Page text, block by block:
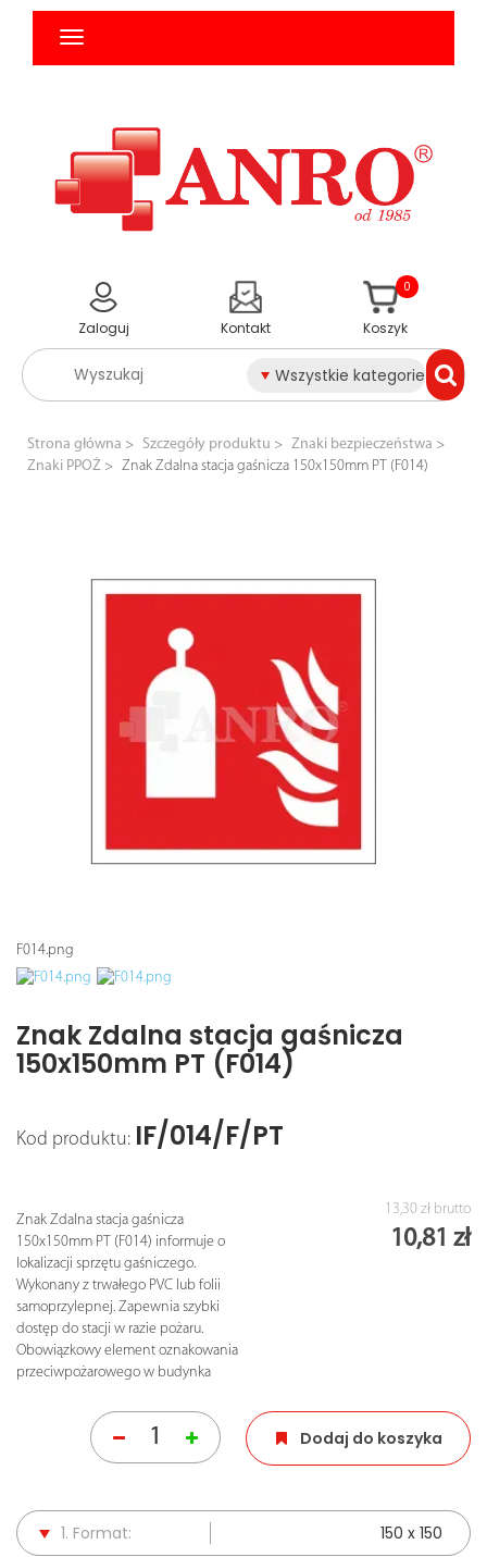
Wszystkie kategorie
Zaloguj Kontakt Koszyk
0
Strona główna Szczegóły produktu
Znaki bezpieczeństwa
Znaki PPOŻ
Znak Zdalna stacja gaśnicza 150x150mm PT (F014)
F014.png
Znak Zdalna stacja gaśnicza
150x150mm PT (F014)
Kod produktu: IF/014/F/PT
Znak Zdalna stacja gaśnicza
150x150mm PT (F014) informuje o
lokalizacji sprzętu gaśniczego.
Wykonany z trwałego PVC lub folii
samoprzylepnej. Zapewnia szybki
dostęp do stacji w razie pożaru.
Obowiązkowy element oznakowania
przeciwpożarowego w budynka
13,30 zł brutto
10,81 zł
Dodaj do koszyka
1. Format: 150 x 150